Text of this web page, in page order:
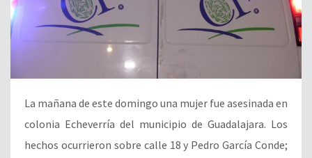
La mañana de este domingo una mujer fue asesinada en
colonia Echeverría del municipio de Guadalajara. Los
hechos ocurrieron sobre calle 18 y Pedro García Conde;